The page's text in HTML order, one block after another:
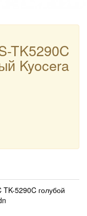
TK5290C
Kyocera
5290C голубой